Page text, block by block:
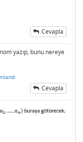
Cevapla
yazıp, bunu nereye
Cevapla